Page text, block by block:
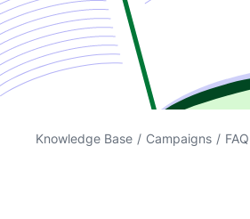
Knowledge Base / Campaigns / FAQ